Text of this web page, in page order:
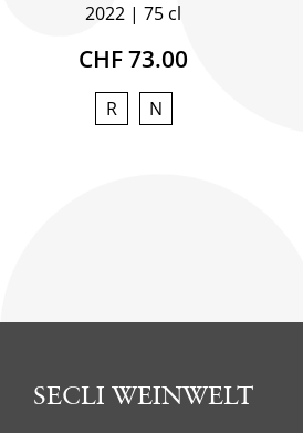
2022
75 cl
CHF 73.00
R N
SECLI WEINWELT